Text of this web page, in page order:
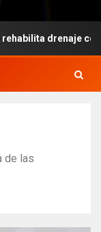
drenaje
de las